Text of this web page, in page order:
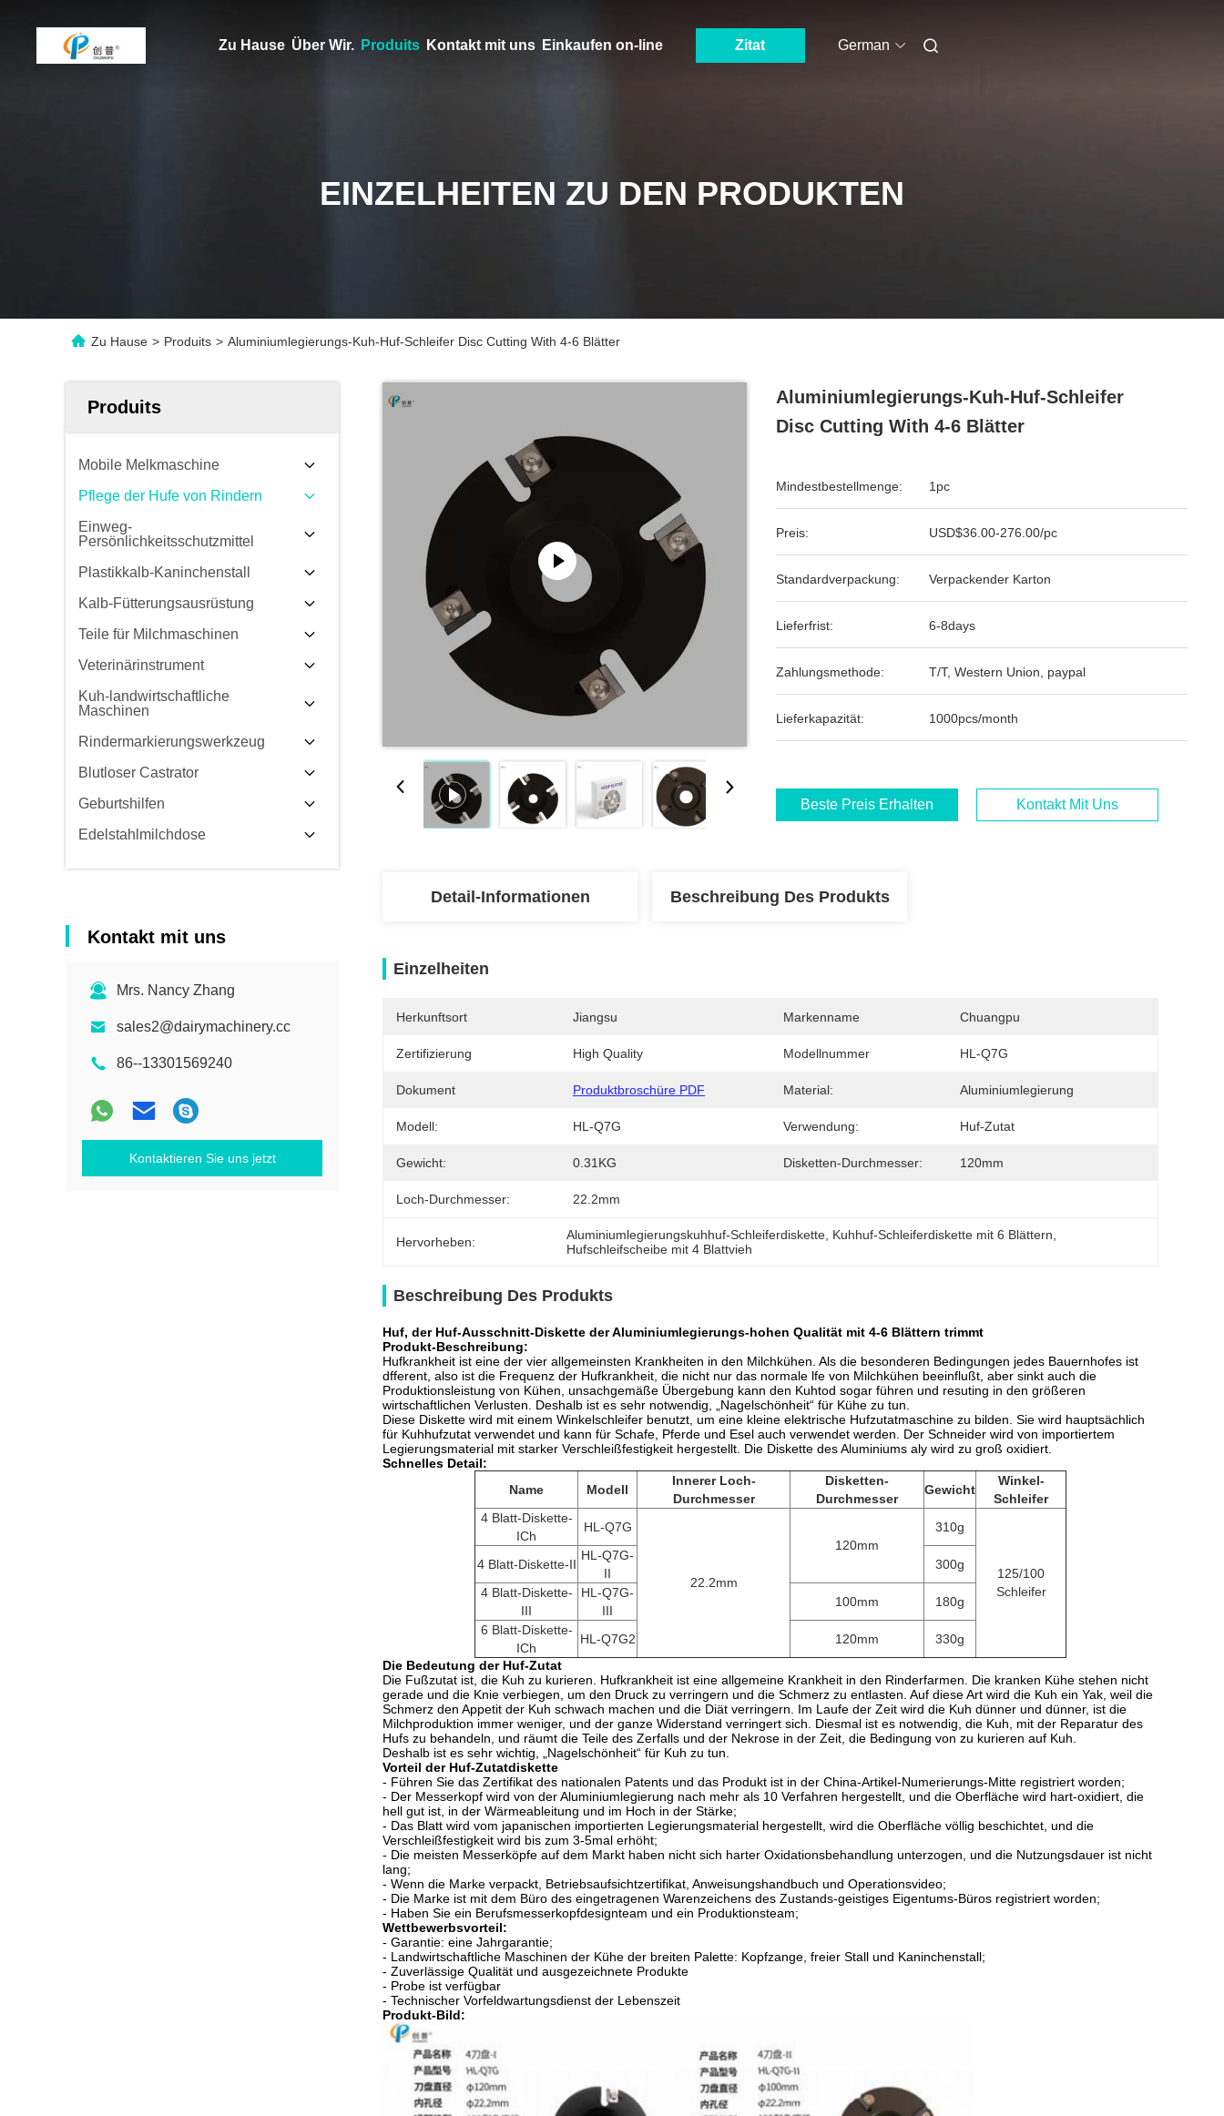
Zu Hause Über Wir. Produits Kontakt mit uns Einkaufen on-line Zitat German
EINZELHEITEN ZU DEN PRODUKTEN
Zu Hause > Produits > Aluminiumlegierungs-Kuh-Huf-Schleifer Disc Cutting With 4-6 Blätter
Produits
Mobile Melkmaschine
Pflege der Hufe von Rindern
Einweg-
Persönlichkeitsschutzmittel
Plastikkalb-Kaninchenstall
Kalb-Fütterungsausrüstung
Teile für Milchmaschinen
Veterinärinstrument
Kuh-landwirtschaftliche
Maschinen
Rindermarkierungswerkzeug
Blutloser Castrator
Geburtshilfen
Edelstahlmilchdose
Kontakt mit uns
Mrs. Nancy Zhang
sales2@dairymachinery.cc
86--13301569240
Kontaktieren Sie uns jetzt
Aluminiumlegierungs-Kuh-Huf-Schleifer
Disc Cutting With 4-6 Blätter
Mindestbestellmenge: 1pc
Preis: USD$36.00-276.00/pc
Standardverpackung: Verpackender Karton
Lieferfrist: 6-8days
Zahlungsmethode: T/T, Western Union, paypal
Lieferkapazität: 1000pcs/month
Beste Preis Erhalten Kontakt Mit Uns
Detail-Informationen Beschreibung Des Produkts
Einzelheiten
Herkunftsort Jiangsu Markenname Chuangpu
Zertifizierung High Quality Modellnummer HL-Q7G
Dokument Produktbroschüre PDF Material: Aluminiumlegierung
Modell: HL-Q7G Verwendung: Huf-Zutat
Gewicht: 0.31KG Disketten-Durchmesser: 120mm
Loch-Durchmesser: 22.2mm
Hervorheben: Aluminiumlegierungskuhhuf-Schleiferdiskette Kuhhuf-Schleiferdiskette mit 6 Blättern
Hufschleifscheibe mit 4 Blattvieh
Beschreibung Des Produkts
Huf, der Huf-Ausschnitt-Diskette der Aluminiumlegierungs-hohen Qualität mit 4-6 Blättern trimmt
Produkt-Beschreibung:
Hufkrankheit ist eine der vier allgemeinsten Krankheiten in den Milchkühen. Als die besonderen Bedingungen jedes Bauernhofes ist
dfferent, also ist die Frequenz der Hufkrankheit, die nicht nur das normale lfe von Milchkühen beeinflußt, aber sinkt auch die
Produktionsleistung von Kühen, unsachgemäße Übergebung kann den Kuhtod sogar führen und resuting in den größeren
wirtschaftlichen Verlusten. Deshalb ist es sehr notwendig, „Nagelschönheit“ für Kühe zu tun.
Diese Diskette wird mit einem Winkelschleifer benutzt, um eine kleine elektrische Hufzutatmaschine zu bilden. Sie wird hauptsächlich
für Kuhhufzutat verwendet und kann für Schafe, Pferde und Esel auch verwendet werden. Der Schneider wird von importiertem
Legierungsmaterial mit starker Verschleißfestigkeit hergestellt. Die Diskette des Aluminiums aly wird zu groß oxidiert.
Schnelles Detail:
Name
Modell
Innerer Loch-
Durchmesser
Disketten-
Durchmesser
Gewicht
Winkel-
Schleifer
4 Blatt-Diskette-
ICh
HL-Q7G
22.2mm
120mm
310g
125/100
Schleifer
4 Blatt-Diskette-II
HL-Q7G-
II
300g
4 Blatt-Diskette-
III
HL-Q7G-
III
100mm
180g
6 Blatt-Diskette-
ICh
HL-Q7G2 120mm
330g
Die Bedeutung der Huf-Zutat
Die Fußzutat ist, die Kuh zu kurieren. Hufkrankheit ist eine allgemeine Krankheit in den Rinderfarmen. Die kranken Kühe stehen nicht
gerade und die Knie verbiegen, um den Druck zu verringern und die Schmerz zu entlasten. Auf diese Art wird die Kuh ein Yak, weil die
Schmerz den Appetit der Kuh schwach machen und die Diät verringern. Im Laufe der Zeit wird die Kuh dünner und dünner, ist die
Milchproduktion immer weniger, und der ganze Widerstand verringert sich. Diesmal ist es notwendig, die Kuh, mit der Reparatur des
Hufs zu behandeln, und räumt die Teile des Zerfalls und der Nekrose in der Zeit, die Bedingung von zu kurieren auf Kuh.
Deshalb ist es sehr wichtig, „Nagelschönheit“ für Kuh zu tun.
Vorteil der Huf-Zutatdiskette
- Führen Sie das Zertifikat des nationalen Patents und das Produkt ist in der China-Artikel-Numerierungs-Mitte registriert worden;
- Der Messerkopf wird von der Aluminiumlegierung nach mehr als 10 Verfahren hergestellt, und die Oberfläche wird hart-oxidiert, die
hell gut ist, in der Wärmeableitung und im Hoch in der Stärke;
- Das Blatt wird vom japanischen importierten Legierungsmaterial hergestellt, wird die Oberfläche völlig beschichtet, und die
Verschleißfestigkeit wird bis zum 3-5mal erhöht;
- Die meisten Messerköpfe auf dem Markt haben nicht sich harter Oxidationsbehandlung unterzogen, und die Nutzungsdauer ist nicht
lang;
- Wenn die Marke verpackt, Betriebsaufsichtzertifikat, Anweisungshandbuch und Operationsvideo;
- Die Marke ist mit dem Büro des eingetragenen Warenzeichens des Zustands-geistiges Eigentums-Büros registriert worden;
- Haben Sie ein Berufsmesserkopfdesignteam und ein Produktionsteam;
Wettbewerbsvorteil:
- Garantie: eine Jahrgarantie;
- Landwirtschaftliche Maschinen der Kühe der breiten Palette: Kopfzange, freier Stall und Kaninchenstall;
- Zuverlässige Qualität und ausgezeichnete Produkte
- Probe ist verfügbar
- Technischer Vorfeldwartungsdienst der Lebenszeit
Produkt-Bild: